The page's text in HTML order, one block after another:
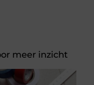
meer inzicht